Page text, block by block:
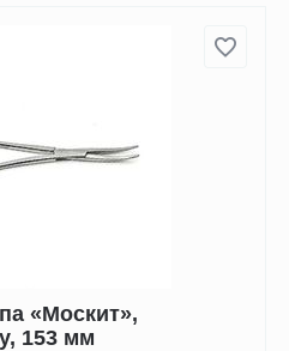
«Москит»,
153 мм